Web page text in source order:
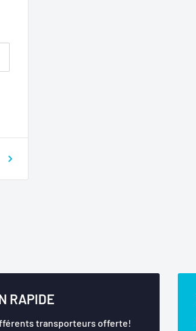
RAPIDE
transporteurs offerte!